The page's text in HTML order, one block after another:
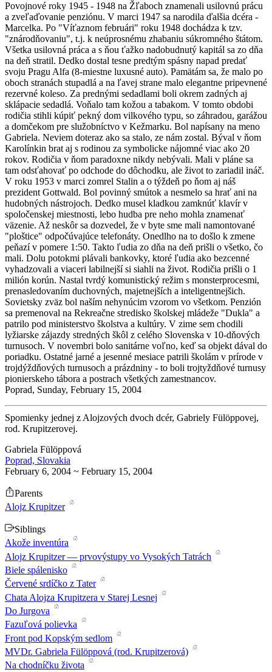
Povojnové roky 1945 - 1948 na Žľaboch znamenali usilovnú prácu
a zveľaďovanie penziónu. V marci 1947 sa narodila ďalšia dcéra -
Marcelka. Po "Víťaznom februári" roku 1948 dochádza k tzv.
"znárodňovaniu", t.j. k neúprosnému zhabaniu súkromného štátom.
Všetka usilovná práca a s ňou ťažko nadobudnutý kapitál sa zo dňa
na deň stratil. Dedko dostal tesne predtým spásny napad predať
svoju Pragu Alfa (8-miestne luxusné auto). Pamätám sa, že malo po
oboch stranách stupadlá a na ľavej strane malo elegantne pripevnené
rezervné koleso. Za prednými sedadlami boli okrem zadných aj
sklápacie sedadlá. Voňalo tam kožou a tabakom. V tomto obdobi
rodičia stihli kúpiť pekný dom vilkového typu, so záhradou, garážou
a domčekom pre služobníctvo v Kežmarku. Bol napísany na meno
Gabriela. Neviem doteraz ako sa stalo, ze nám zostal. Býval v ňom
Karolínkin brat aj s rodinou za symbolicke nájomné viac ako 20
rokov. Rodičia v ňom paradoxne nikdy nebývali. Mali v pláne sa
tam odsťahovať po odchode do dôchodku, ale život to zariadil ináč.
V roku 1953 v marci zomrel Stalin a o týždeň po ňom aj náš
prezident Gottwald. Bol povinný smútok a nesmelo sa hrať ani na
hudobných nástrojoch. Dedko musel kladkou zamknúť klavír v
spoločenskej miestnosti, lebo hudba pre neho mohla znamenať
väzenie. Až neskôr sa dozvedel, že v byte sme mali namontované
"ploštice" odpočúvajúce telefonáty. Onedlho na to došlo k zmene
peňazí v pomere 1:50. Takto ľudia zo dňa na deň prišli o všetko, čo
mali. Dolu potokmi plávali bankovky, ktoré ľudia ako bezcenné
vyhadzovali a viaceri labilnejší si siahli na život. Rodičia prišli o 1
milión korún. Nastal tvrdý komunistický režim s monsterprocesmi,
prenasledovaním duchovných, majetnejších a inteligentnejšich.
Sovietsky zväz bol naším nehynúcim vzorom vo všetkom. Penzión
sa premenoval na Rekreačne stredisko školskej mládeže "Dukla" a
patrilo pod ministerstvo školstva a kultúry. V zime sem chodili
lyžiarske zájazdy stredných škôl z celého Slovenska v 10-dňových
turnusoch. V novembri bolo sanitárne voľno, keď sa objekt dával do
poriadku. Ostatné jarné a jesenné mesiace patrili školám v prírode v
trojdýždňových turnusoch a prázdniny - to boli trojtyždňové turnusy
pionierskeho tábora a postrach všetkých zamestnancov.
Poprad, Sunday, February 15, 2004
Spomienky jednej z Alojzových dvoch dcér, Gabriely Fülöppovej,
rod. Krupitzerovej.
Gabriela Fülöppová
Poprad, Slovakia
February 6, 2004 ~ February 15, 2004
Parents
Alojz Krupitzer
Siblings
Akože inventúra
Alojz Krupitzer — prvovýstupy vo Vysokých Tatrách
Biele spálenisko
Červené srdíčko z Tater
Chata Alojza Krupitzera v Starej Lesnej
Do Jurgova
Fazuľová polievka
Front pod Kopským sedlom
MVDr. Gabriela Fülöppová (rod. Krupitzerová)
Na chodníčku života